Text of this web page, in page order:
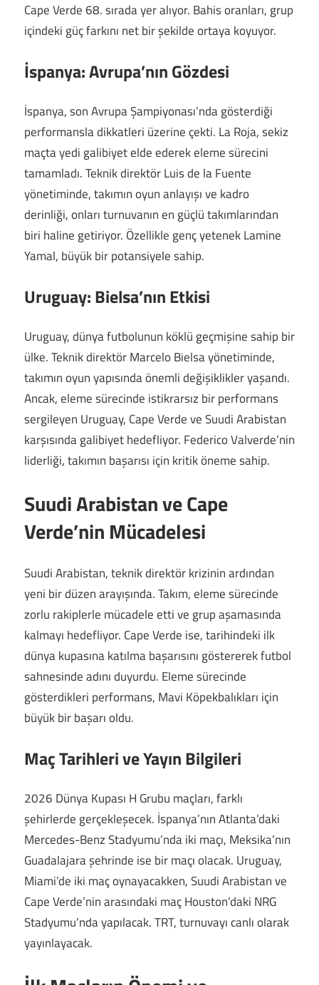
Cape Verde 68. sırada yer alıyor. Bahis oranları, grup
içindeki güç farkını net bir şekilde ortaya koyuyor.
İspanya: Avrupa’nın Gözdesi
İspanya, son Avrupa Şampiyonası’nda gösterdiği
performansla dikkatleri üzerine çekti. La Roja, sekiz
maçta yedi galibiyet elde ederek eleme sürecini
tamamladı. Teknik direktör Luis de la Fuente
yönetiminde, takımın oyun anlayışı ve kadro
derinliği, onları turnuvanın en güçlü takımlarından
biri haline getiriyor. Özellikle genç yetenek Lamine
Yamal, büyük bir potansiyele sahip.
Uruguay: Bielsa’nın Etkisi
Uruguay, dünya futbolunun köklü geçmişine sahip bir
ülke. Teknik direktör Marcelo Bielsa yönetiminde,
takımın oyun yapısında önemli değişiklikler yaşandı.
Ancak, eleme sürecinde istikrarsız bir performans
sergileyen Uruguay, Cape Verde ve Suudi Arabistan
karşısında galibiyet hedefliyor. Federico Valverde’nin
liderliği, takımın başarısı için kritik öneme sahip.
Suudi Arabistan ve Cape
Verde’nin Mücadelesi
Suudi Arabistan, teknik direktör krizinin ardından
yeni bir düzen arayışında. Takım, eleme sürecinde
zorlu rakiplerle mücadele etti ve grup aşamasında
kalmayı hedefliyor. Cape Verde ise, tarihindeki ilk
dünya kupasına katılma başarısını göstererek futbol
sahnesinde adını duyurdu. Eleme sürecinde
gösterdikleri performans, Mavi Köpekbalıkları için
büyük bir başarı oldu.
Maç Tarihleri ve Yayın Bilgileri
2026 Dünya Kupası H Grubu maçları, farklı
şehirlerde gerçekleşecek. İspanya’nın Atlanta’daki
Mercedes-Benz Stadyumu’nda iki maçı, Meksika’nın
Guadalajara şehrinde ise bir maçı olacak. Uruguay,
Miami’de iki maç oynayacakken, Suudi Arabistan ve
Cape Verde’nin arasındaki maç Houston’daki NRG
Stadyumu’nda yapılacak. TRT, turnuvayı canlı olarak
yayınlayacak.